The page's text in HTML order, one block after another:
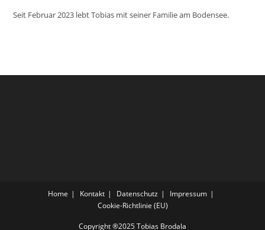
Seit Februar 2023 lebt Tobias mit seiner Familie am Bodensee.
Home Kontakt Datenschutz
Impressum
Cookie-Richtlinie (EU)
Copyright ®2025 Tobias Brodala